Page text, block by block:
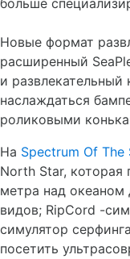
больше
Новые формат
расширенный
и
наслаждаться
роликовыми
На Spectrum Of The
North Star, которая
метра над
видов; RipCord -
симулятор
посетить